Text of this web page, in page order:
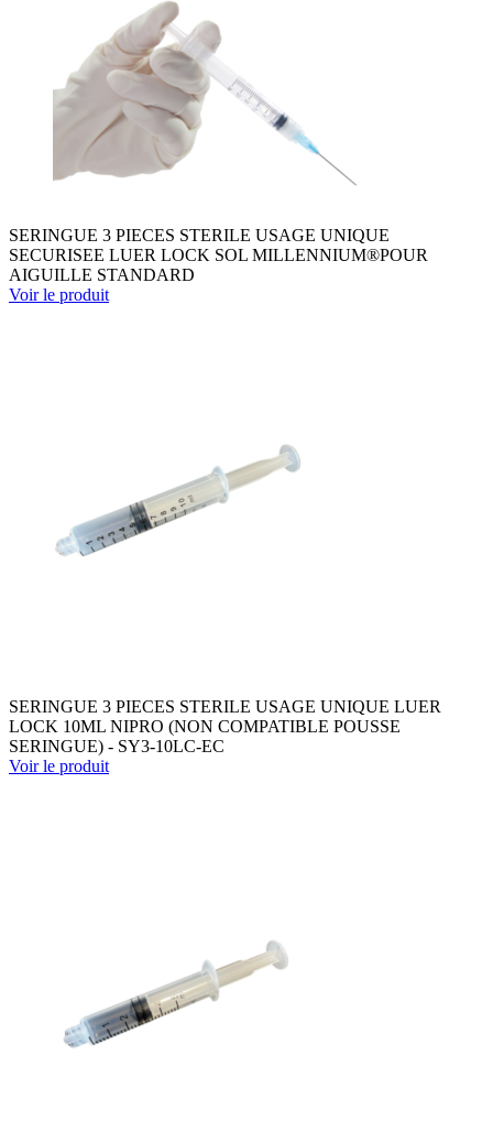
SERINGUE 3 PIECES STERILE USAGE UNIQUE
SECURISEE LUER LOCK SOL MILLENNIUM®POUR
AIGUILLE STANDARD
Voir le produit
SERINGUE 3 PIECES STERILE USAGE UNIQUE LUER
LOCK 10ML NIPRO (NON COMPATIBLE POUSSE
SERINGUE) - SY3-10LC-EC
Voir le produit